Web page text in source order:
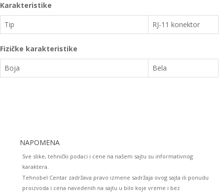
Karakteristike
Tip RJ-11 konektor
Fizičke karakteristike
Boja Bela
NAPOMENA
Sve slike, tehnički podaci i cene na našem sajtu su informativnog
karaktera.
Tehnobel Centar zadržava pravo izmene sadržaja ovog sajta ili ponudu
proizvoda i cena navedenih na sajtu u bilo koje vreme i bez